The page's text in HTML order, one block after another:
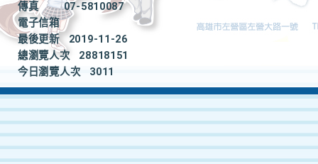
傳真
07-5810087
電子信箱
最後更新
2019-11-26
總瀏覽人次
28818151
今日瀏覽人次
3011